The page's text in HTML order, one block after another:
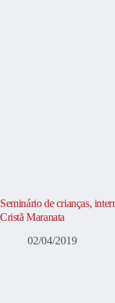
Seminário de crianças,
Cristã Maranata
02/04/2019